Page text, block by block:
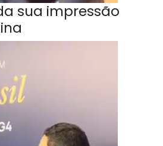
sua impressão